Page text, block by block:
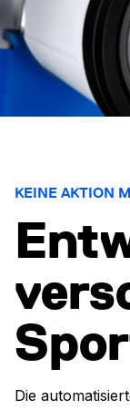
KEINE AKTION
Die